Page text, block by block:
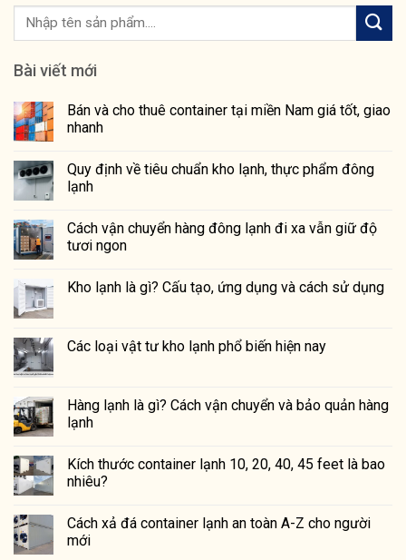
Bài viết mới
Bán và cho thuê container tại miền Nam giá tốt, giao
nhanh
Quy định về tiêu chuẩn kho lạnh, thực phẩm đông
lạnh
Cách vận chuyển hàng đông lạnh đi xa vẫn giữ độ
tươi ngon
Kho lạnh là gì? Cấu tạo, ứng dụng và cách sử dụng
Các loại vật tư kho lạnh phổ biến hiện nay
Hàng lạnh là gì? Cách vận chuyển và bảo quản hàng
lạnh
Kích thước container lạnh 10, 20, 40, 45 feet là bao
nhiêu?
Cách xả đá container lạnh an toàn A-Z cho người
mới